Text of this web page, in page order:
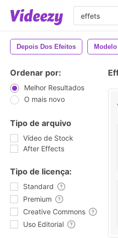
Depois Dos Efeitos Modelo
Ordenar por:
Melhor Resultados
O mais novo
Tipo de arquivo
Vídeo de Stock
After Effects
Tipo de licença:
Standard
Premium
Creative Commons
Uso Editorial